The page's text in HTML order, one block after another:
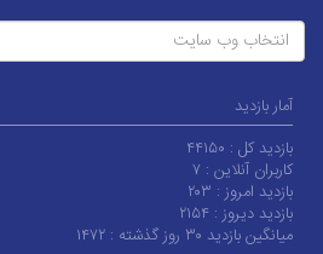
انتخاب وب سایت
آمار بازدید
بازدید کل : ۴۴۱۵۰
کاربران آنلاین : ۷
بازدید امروز : ۲۰۳
بازدید دیروز : ۲۱۵۴
میانگین بازدید ۳۰ روز گذشته :
۱۴۷۲